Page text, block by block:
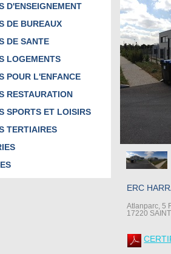
D'ENSEIGNEMENT
DE BUREAUX
DE SANTE
LOGEMENTS
POUR L'ENFANCE
RESTAURATION
SPORTS ET LOISIRS
TERTIAIRES
ERC
Atlanparc, 5
17220